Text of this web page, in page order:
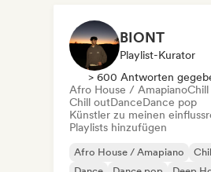
BIONT
Playlist-Kurator
> 600 Antworten
Afro House / AmapianoChill
Chill outDanceDance pop
Künstler zu meinen
Playlists hinzufügen
Afro House / Amapiano